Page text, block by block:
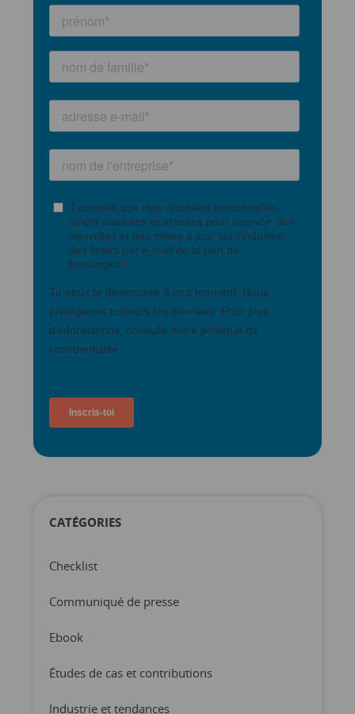
CATÉGORIES
Checklist
Communiqué de presse
Ebook
Études de cas et contributions
Industrie et tendances